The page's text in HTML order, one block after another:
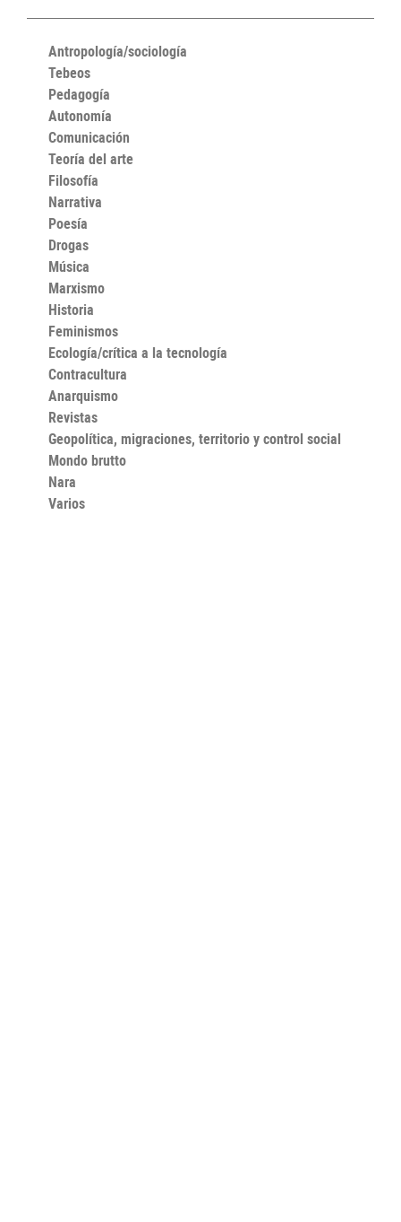
Antropología/sociología
Tebeos
Pedagogía
Autonomía
Comunicación
Teoría del arte
Filosofía
Narrativa
Poesía
Drogas
Música
Marxismo
Historia
Feminismos
Ecología/crítica a la tecnología
Contracultura
Anarquismo
Revistas
Geopolítica, migraciones, territorio y control social
Mondo brutto
Nara
Varios